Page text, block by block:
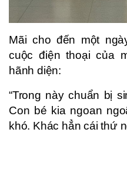
Mãi cho đến một
cuộc điện thoại của
hãnh diện:
“Trong này chuẩn bị
Con bé kia ngoan
khó. Khác hẳn cái thứ